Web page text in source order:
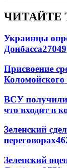
ЧИТАЙТЕ
Украинцы
Донбасса27049
Присвоение
Коломойского
ВСУ получили
что входит в
Зеленский
переговорах
Зеленский